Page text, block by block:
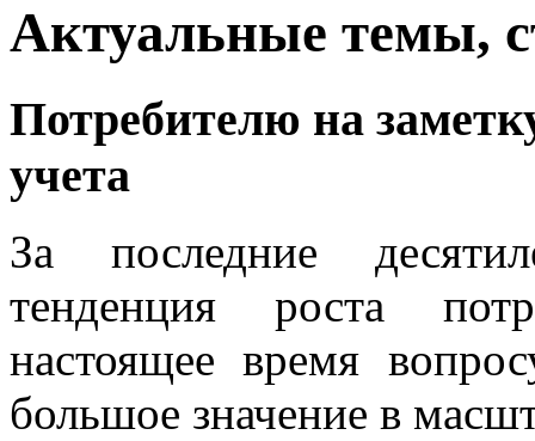
Актуальные темы,
Потребителю на
учета
За последние
тенденция роста
настоящее время
большое значение в